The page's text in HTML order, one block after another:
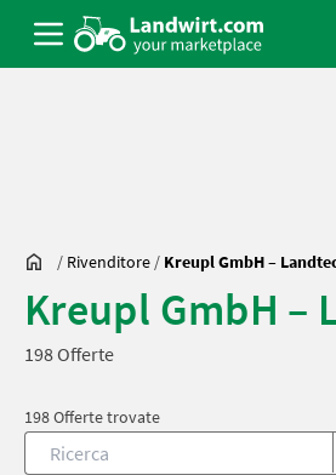
/ Rivenditore / Kreupl GmbH –
Kreupl GmbH –
198 Offerte
198 Offerte trovate